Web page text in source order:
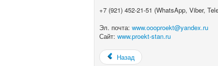
+7 (921) 452-21-51 (WhatsApp, Viber,
Эл. почта:www.oooproekt@yandex.ru
Сайт:www.proekt-stan.ru
Назад